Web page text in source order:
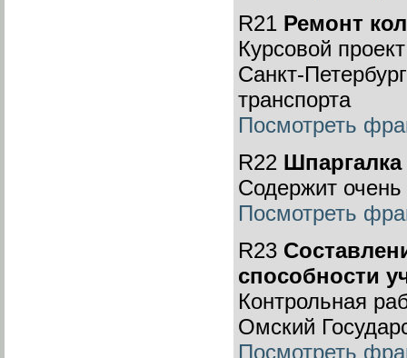
R21 Ремонт
Курсовой
Санкт-
транспорта
Посмотреть
R22
Содержит
Посмотреть
R23
способности
Контрольная
Омский
Посмотреть